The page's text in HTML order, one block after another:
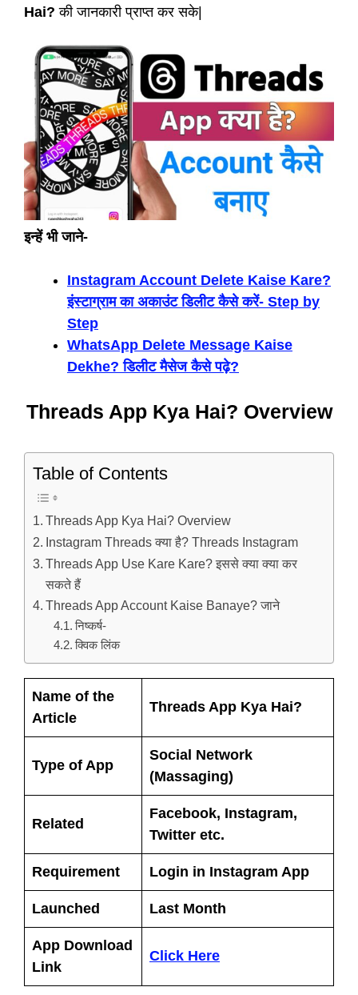
Hai? की जानकारी प्राप्त कर सके|
इन्हें भी जाने-
Instagram Account Delete Kaise Kare?
इंस्टाग्राम का अकाउंट डिलीट कैसे करें- Step by
Step
WhatsApp Delete Message Kaise
Dekhe? डिलीट मैसेज कैसे पढ़े?
Threads App Kya Hai? Overview
Table of Contents
Threads App Kya Hai? Overview
Instagram Threads क्या है? Threads Instagram
Threads App Use Kare Kare? इससे क्या क्या कर
सकते हैं
Threads App Account Kaise Banaye? जाने
निष्कर्ष-
क्विक लिंक
Name of the
Article
Threads App Kya Hai?
Type of App
Social Network
(Massaging)
Related
Facebook, Instagram,
Twitter etc.
Requirement Login in Instagram App
Launched Last Month
App Download
Link
Click Here